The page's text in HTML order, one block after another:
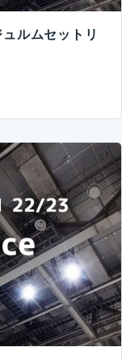
ルムセットリ